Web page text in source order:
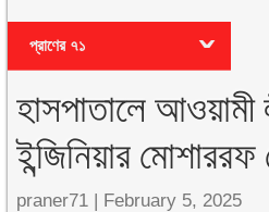
প্রাণের ৭১
হাসপাতালে আওয়ামী
ইন্জিনিয়ার
praner71 | February 5, 2025